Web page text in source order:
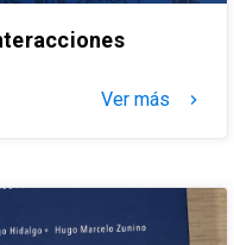
Ver más keyboard_arrow_right